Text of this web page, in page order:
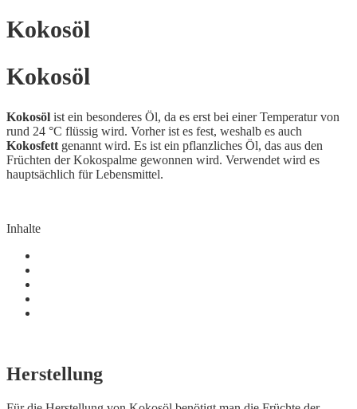
Kokosöl
Kokosöl
Kokosöl ist ein besonderes Öl, da es erst bei einer Temperatur von
rund 24 °C flüssig wird. Vorher ist es fest, weshalb es auch
Kokosfett genannt wird. Es ist ein pflanzliches Öl, das aus den
Früchten der Kokospalme gewonnen wird. Verwendet wird es
hauptsächlich für Lebensmittel.
Inhalte
Herstellung